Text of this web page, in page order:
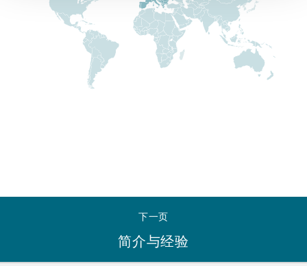
Specialty
下一页
简介与经验